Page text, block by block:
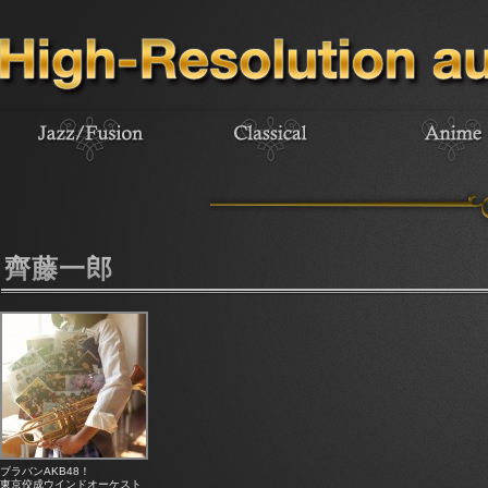
齊藤一郎
ブラバンAKB48！
東京佼成ウインドオーケスト